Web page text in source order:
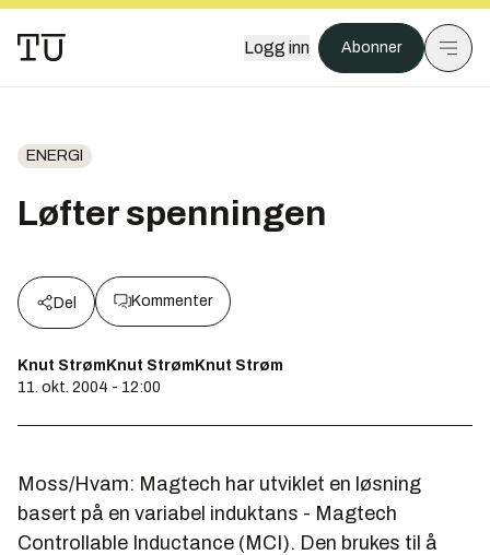
Logg inn Abonner
ENERGI
Løfter spenningen
Del Kommenter
Knut StrømKnut StrømKnut Strøm
11. okt. 2004 - 12:00
Moss/Hvam: Magtech har utviklet en løsning
basert på en variabel induktans - Magtech
Controllable Inductance (MCI). Den brukes til å